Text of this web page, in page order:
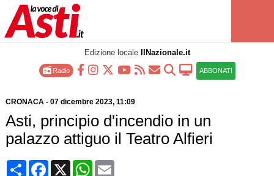
Edizione locale IlNazionale.it
Radio ABBONATI
CRONACA- 07 dicembre 2023, 11:09
Asti, principio d'incendio in un
palazzo attiguo il Teatro Alfieri
CondividiFacebook
X WhatsApp
Email